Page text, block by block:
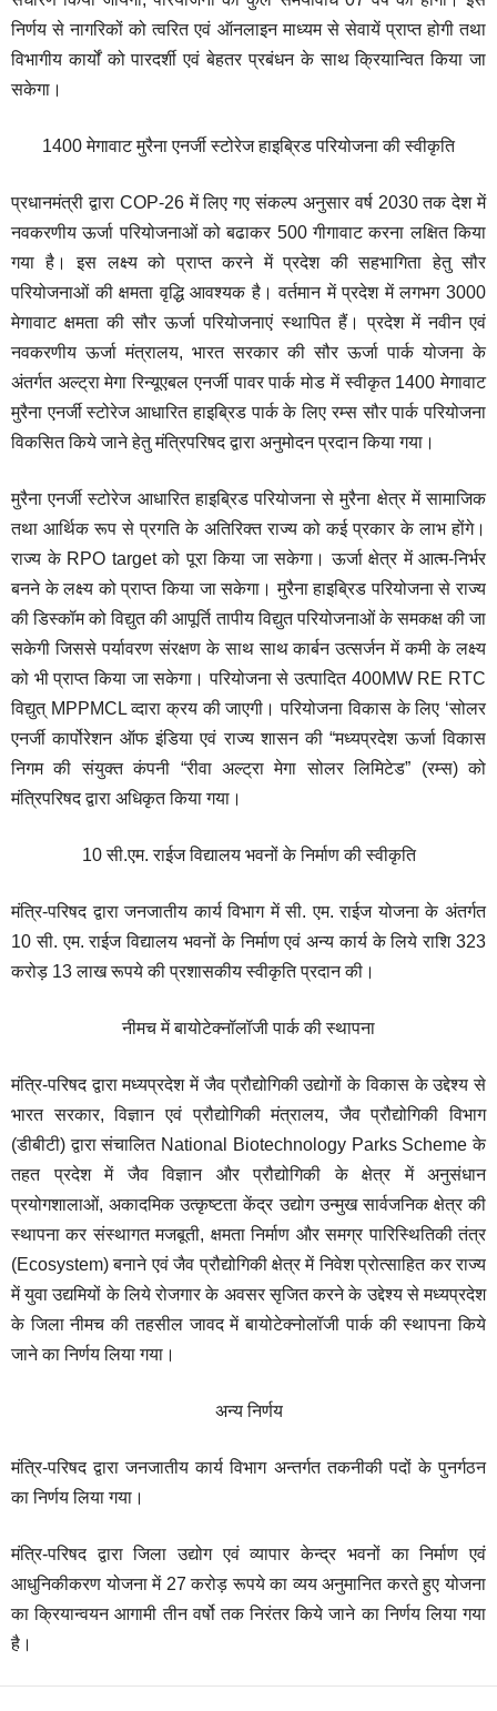
निर्णय से नागरिकों को त्वरित एवं ऑनलाइन माध्यम से सेवायें प्राप्त होगी तथा
विभागीय कार्यों को पारदर्शी एवं बेहतर प्रबंधन के साथ क्रियान्वित किया जा
सकेगा।
1400 मेगावाट मुरैना एनर्जी स्टोरेज हाइब्रिड परियोजना की स्वीकृति
प्रधानमंत्री द्वारा COP-26 में लिए गए संकल्प अनुसार वर्ष 2030 तक देश में
नवकरणीय ऊर्जा परियोजनाओं को बढाकर 500 गीगावाट करना लक्षित किया
गया है। इस लक्ष्य को प्राप्त करने में प्रदेश की सहभागिता हेतु सौर
परियोजनाओं की क्षमता वृद्धि आवश्यक है। वर्तमान में प्रदेश में लगभग 3000
मेगावाट क्षमता की सौर ऊर्जा परियोजनाएं स्थापित हैं। प्रदेश में नवीन एवं
नवकरणीय ऊर्जा मंत्रालय, भारत सरकार की सौर ऊर्जा पार्क योजना के
अंतर्गत अल्ट्रा मेगा रिन्यूएबल एनर्जी पावर पार्क मोड में स्वीकृत 1400 मेगावाट
मुरैना एनर्जी स्टोरेज आधारित हाइब्रिड पार्क के लिए रम्स सौर पार्क परियोजना
विकसित किये जाने हेतु मंत्रिपरिषद द्वारा अनुमोदन प्रदान किया गया।
मुरैना एनर्जी स्टोरेज आधारित हाइब्रिड परियोजना से मुरैना क्षेत्र में सामाजिक
तथा आर्थिक रूप से प्रगति के अतिरिक्त राज्य को कई प्रकार के लाभ होंगे।
राज्य के RPO target को पूरा किया जा सकेगा। ऊर्जा क्षेत्र में आत्म-निर्भर
बनने के लक्ष्य को प्राप्त किया जा सकेगा। मुरैना हाइब्रिड परियोजना से राज्य
की डिस्कॉम को विद्युत की आपूर्ति तापीय विद्युत परियोजनाओं के समकक्ष की जा
सकेगी जिससे पर्यावरण संरक्षण के साथ साथ कार्बन उत्सर्जन में कमी के लक्ष्य
को भी प्राप्त किया जा सकेगा। परियोजना से उत्पादित 400MW RE RTC
विद्युत् MPPMCL व्दारा क्रय की जाएगी। परियोजना विकास के लिए ‘सोलर
एनर्जी कार्पोरेशन ऑफ इंडिया एवं राज्य शासन की “मध्यप्रदेश ऊर्जा विकास
निगम की संयुक्त कंपनी “रीवा अल्ट्रा मेगा सोलर लिमिटेड” (रम्स) को
मंत्रिपरिषद द्वारा अधिकृत किया गया।
10 सी.एम. राईज विद्यालय भवनों के निर्माण की स्वीकृति
मंत्रि-परिषद द्वारा जनजातीय कार्य विभाग में सी. एम. राईज योजना के अंतर्गत
10 सी. एम. राईज विद्यालय भवनों के निर्माण एवं अन्य कार्य के लिये राशि 323
करोड़ 13 लाख रूपये की प्रशासकीय स्वीकृति प्रदान की।
नीमच में बायोटेक्नॉलॉजी पार्क की स्थापना
मंत्रि-परिषद द्वारा मध्यप्रदेश में जैव प्रौद्योगिकी उद्योगों के विकास के उद्देश्य से
भारत सरकार, विज्ञान एवं प्रौद्योगिकी मंत्रालय, जैव प्रौद्योगिकी विभाग
(डीबीटी) द्वारा संचालित National Biotechnology Parks Scheme के
तहत प्रदेश में जैव विज्ञान और प्रौद्योगिकी के क्षेत्र में अनुसंधान
प्रयोगशालाओं, अकादमिक उत्कृष्टता केंद्र उ‌द्योग उन्मुख सार्वजनिक क्षेत्र की
स्थापना कर संस्थागत मजबूती, क्षमता निर्माण और समग्र पारिस्थितिकी तंत्र
(Ecosystem) बनाने एवं जैव प्रौद्योगिकी क्षेत्र में निवेश प्रोत्साहित कर राज्य
में युवा उद्यमियों के लिये रोजगार के अवसर सृजित करने के उद्देश्य से मध्यप्रदेश
के जिला नीमच की तहसील जावद में बायोटेक्नोलॉजी पार्क की स्थापना किये
जाने का निर्णय लिया गया।
अन्य निर्णय
मंत्रि-परिषद द्वारा जनजातीय कार्य विभाग अन्तर्गत तकनीकी पदों के पुनर्गठन
का निर्णय लिया गया।
मंत्रि-परिषद द्वारा जिला उद्योग एवं व्यापार केन्द्र भवनों का निर्माण एवं
आधुनिकीकरण योजना में 27 करोड़ रूपये का व्यय अनुमानित करते हुए योजना
का क्रियान्वयन आगामी तीन वर्षो तक निरंतर किये जाने का निर्णय लिया गया
है।